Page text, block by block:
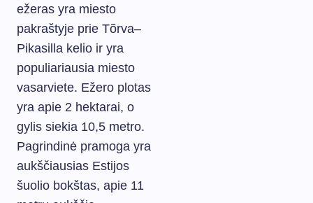
ežeras yra miesto
pakraštyje prie Tõrva–
Pikasilla kelio ir yra
populiariausia miesto
vasarviete. Ežero plotas
yra apie 2 hektarai, o
gylis siekia 10,5 metro.
Pagrindinė pramoga yra
aukščiausias Estijos
šuolio bokštas, apie 11